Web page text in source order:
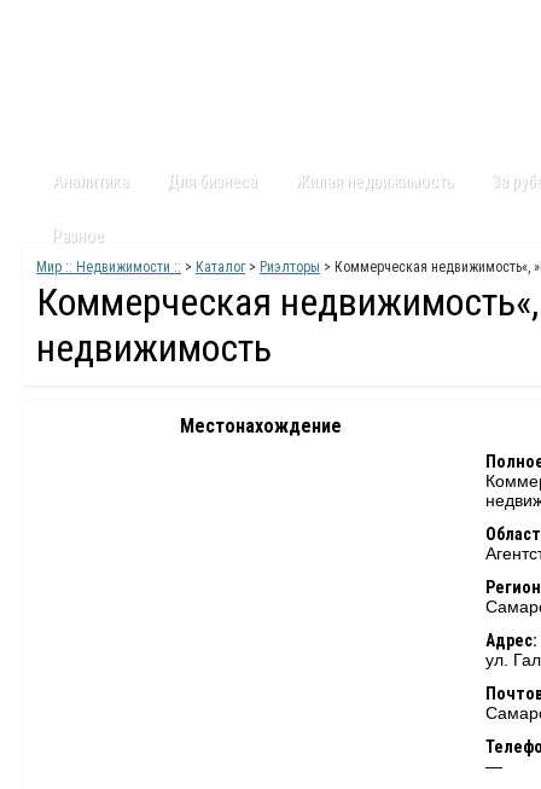
Аналитика Для бизнеса Жилая недвижимость За
Разное
Мир :: Недвижимости :: > Каталог> Риэлторы > Коммерческая
Коммерческая
недвижимость
Местонахождение
Адрес:
ул.
—